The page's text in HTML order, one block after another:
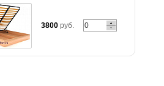
3800 руб.